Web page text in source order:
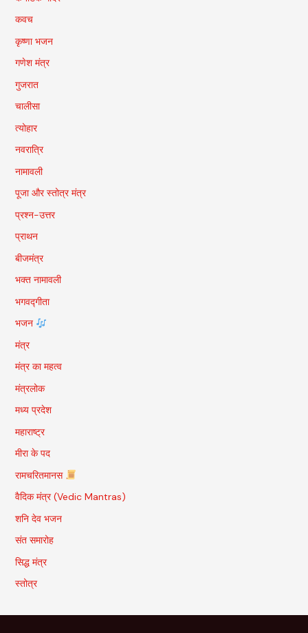
कवच
कृष्णा भजन
गणेश मंत्र
गुजरात
चालीसा
त्योहार
नवरात्रि
नामावली
पूजा और स्तोत्र मंत्र
प्रश्न-उत्तर
प्राथन
बीजमंत्र
भक्त नामावली
भगवद्गीता
भजन
मंत्र
मंत्र का महत्व
मंत्रलोक
मध्य प्रदेश
महाराष्ट्र
मीरा के पद
रामचरितमानस
वैदिक मंत्र (Vedic Mantras)
शनि देव भजन
संत समारोह
सिद्ध मंत्र
स्तोत्र